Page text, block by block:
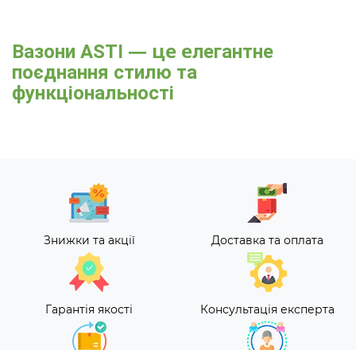
Вазони ASTI — це елегантне
поєднання стилю та
функціональності
Знижки та акції Доставка та оплата
Гарантія якості Консультація експерта